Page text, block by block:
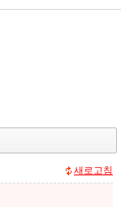
on/off
쓰
새로고침